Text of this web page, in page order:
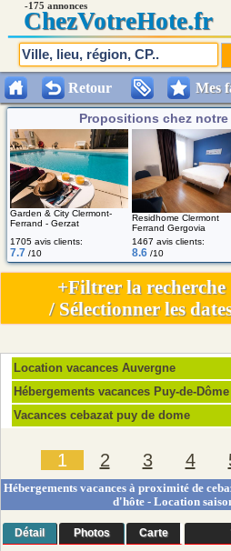
Propositions chez notre
Garden & City Clermont-
Ferrand - Gerzat
Residhome Clermont
Ferrand Gergovia
1705 avis clients:
7.7 /10
1467 avis clients:
8.6 /10
Retour Mes
-175 annonces
ChezVotreHote.fr
Location vacances Auvergne
Hébergements vacances Puy-de-
Vacances cebazat puy de dome
1 2 3 4
Hébergements vacances à proximité de
d'hôte - Location
Détail Photos Carte
+Filtrer la recherche
/ Sélectionner les